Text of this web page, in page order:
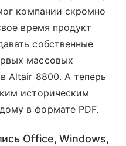
компании скромно
время продукт
собственные
массовых
Altair 8800. А теперь
историческим
в формате PDF.
Office, Windows,